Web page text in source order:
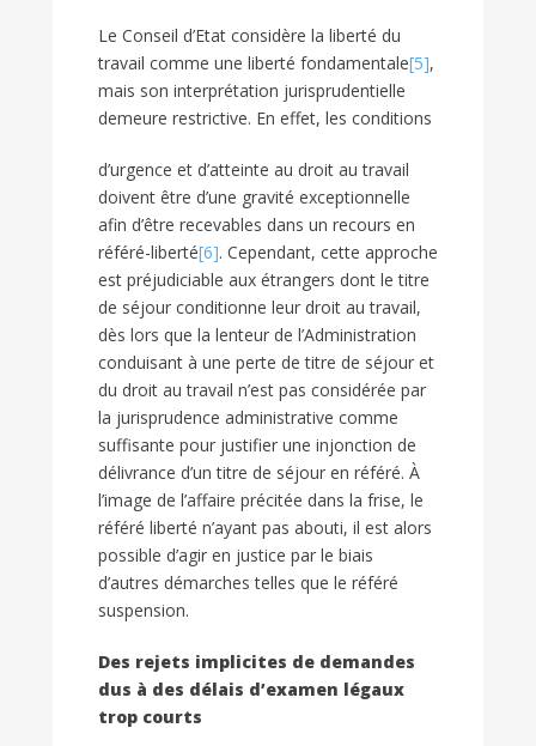
Le Conseil d’Etat considère la liberté du
travail comme une liberté fondamentale[5],
mais son interprétation jurisprudentielle
demeure restrictive. En effet, les conditions
d’urgence et d’atteinte au droit au travail
doivent être d’une gravité exceptionnelle
afin d’être recevables dans un recours en
référé-liberté[6]. Cependant, cette approche
est préjudiciable aux étrangers dont le titre
de séjour conditionne leur droit au travail,
dès lors que la lenteur de l’Administration
conduisant à une perte de titre de séjour et
du droit au travail n’est pas considérée par
la jurisprudence administrative comme
suffisante pour justifier une injonction de
délivrance d’un titre de séjour en référé. À
l’image de l’affaire précitée dans la frise, le
référé liberté n’ayant pas abouti, il est alors
possible d’agir en justice par le biais
d’autres démarches telles que le référé
suspension.
Des rejets implicites de demandes
dus à des délais d’examen légaux
trop courts